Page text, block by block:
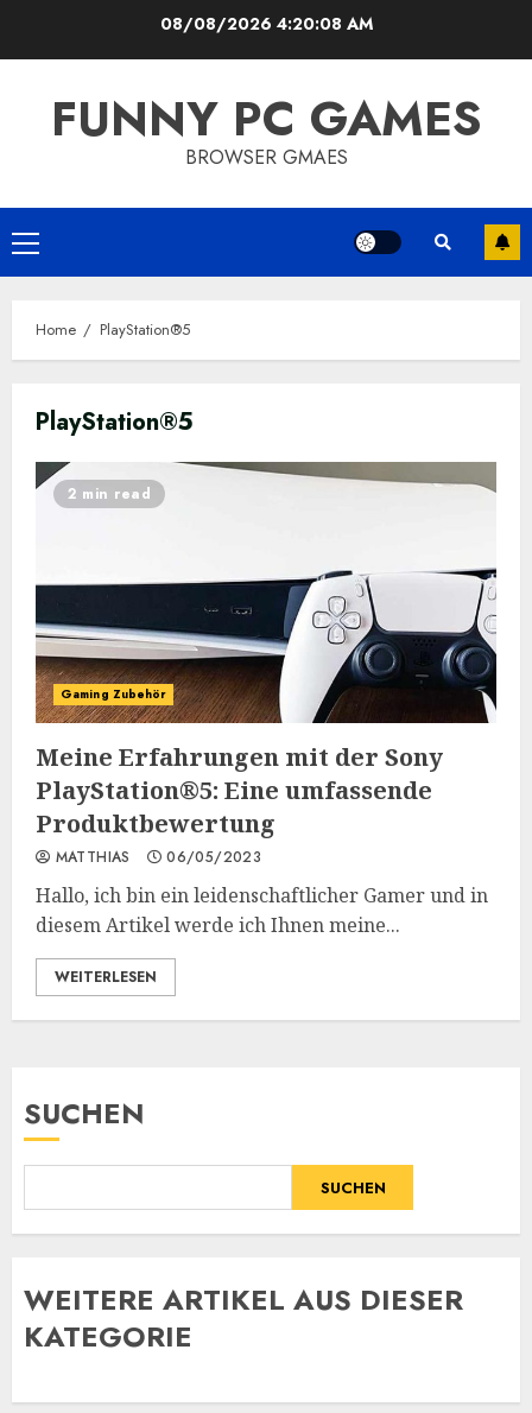
08/08/2026 4:20:08 AM
FUNNY PC GAMES
BROWSER GMAES
Primary
Menu
Home PlayStation®5
PlayStation®5
2 min read
Gaming Zubehör
Meine Erfahrungen mit der Sony
PlayStation®5: Eine umfassende
Produktbewertung
MATTHIAS 06/05/2023
Hallo, ich bin ein leidenschaftlicher Gamer und in
diesem Artikel werde ich Ihnen meine...
WEITERLESEN
SUCHEN
SUCHEN
WEITERE ARTIKEL AUS DIESER
KATEGORIE